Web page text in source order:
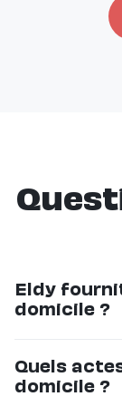
Eldy
domicile ?
médicaux
Quels
domicile ?